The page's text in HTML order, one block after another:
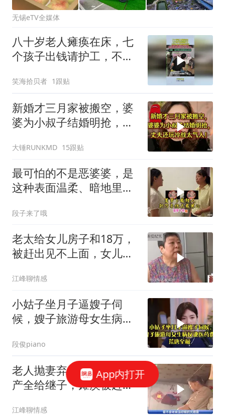
无锡eTV全媒体
八十岁老人瘫痪在床，七
个孩子出钱请护工，不料
笑海拾贝者 1跟贴
新婚才三月家被搬空，婆
婆为小叔子结婚明抢，丈
大锤RUNKMD 15跟贴
最可怕的不是恶婆婆，是
这种表面温柔、暗地里处
段子来了哦
老太给女儿房子和18万，
被赶出见不上面，女儿：
江峰聊情感
小姑子坐月子逼嫂子伺
候，嫂子旅游母女生病反
段俊piano
老人抛妻弃子20多年，财
产全给继子，瘫痪被赶出
江峰聊情感
App内打开